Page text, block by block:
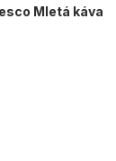
Mletá káva